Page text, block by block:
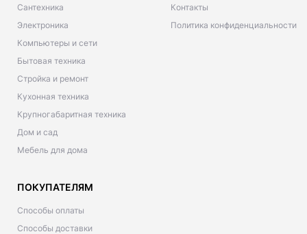
Сантехника
Электроника
Компьютеры и сети
Бытовая техника
Стройка и ремонт
Кухонная техника
Крупногабаритная техника
Дом и сад
Мебель для дома
Контакты
Политика конфиденциальности
ПОКУПАТЕЛЯМ
Способы оплаты
Способы доставки